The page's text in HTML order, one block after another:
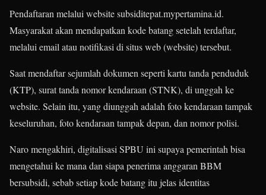
Pendaftaran melalui websitesubsiditepat.mypertamina.id.
Masyarakat akan mendapatkan kode batang setelah terdaftar,
melalui email atau notifikasi di situs web (website) tersebut.
Saat mendaftar sejumlah dokumen seperti kartu tanda penduduk
(KTP), surat tanda nomor kendaraan (STNK), di unggah ke
website. Selain itu, yang diunggah adalah foto kendaraan tampak
keseluruhan, foto kendaraan tampak depan, dan nomor polisi.
Naro mengakhiri, digitalisasi SPBU ini supaya pemerintah bisa
mengetahui ke mana dan siapa penerima anggaran BBM
bersubsidi, sebab setiap kode batang itu jelas identitas